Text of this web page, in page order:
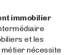
immobilier
et les
nécessite